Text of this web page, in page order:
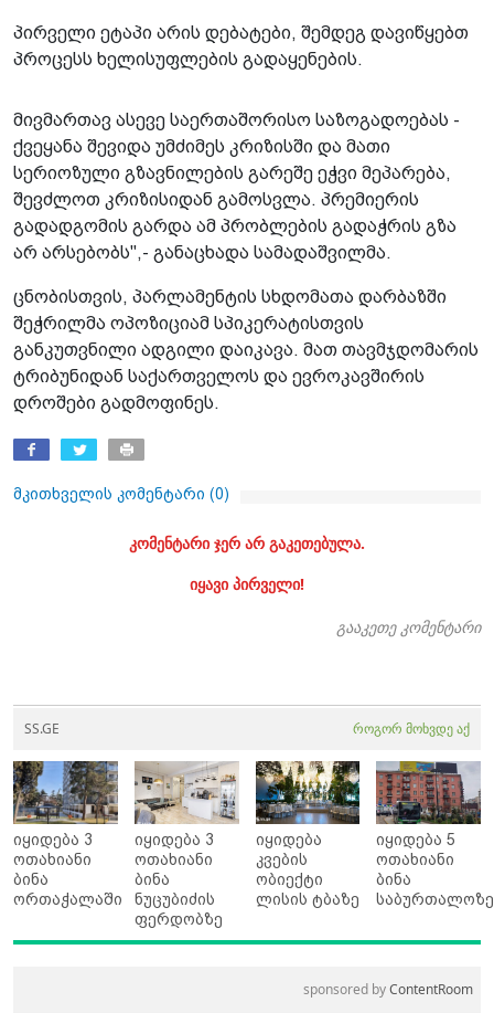
პირველი ეტაპი არის დებატები, შემდეგ დავიწყებთ
პროცესს ხელისუფლების გადაყენების.
მივმართავ ასევე საერთაშორისო საზოგადოებას -
ქვეყანა შევიდა უმძიმეს კრიზისში და მათი
სერიოზული გზავნილების გარეშე ეჭვი მეპარება,
შევძლოთ კრიზისიდან გამოსვლა. პრემიერის
გადადგომის გარდა ამ პრობლების გადაჭრის გზა
არ არსებობს",- განაცხადა სამადაშვილმა.
ცნობისთვის, პარლამენტის სხდომათა დარბაზში
შეჭრილმა ოპოზიციამ სპიკერატისთვის
განკუთვნილი ადგილი დაიკავა. მათ თავმჯდომარის
ტრიბუნიდან საქართველოს და ევროკავშირის
დროშები გადმოფინეს.
მკითხველის კომენტარი (0)
კომენტარი ჯერ არ გაკეთებულა.
იყავი პირველი!
გააკეთე კომენტარი
SS.GE როგორ მოხვდე აქ
იყიდება 3
ოთახიანი
ბინა
ორთაჭალაში
იყიდება 3
ოთახიანი
ბინა
ნუცუბიძის
ფერდობზე
იყიდება
კვების
ობიექტი
ლისის ტბაზე
იყიდება 5
ოთახიანი
ბინა
საბურთალოზე
sponsored byContentRoom